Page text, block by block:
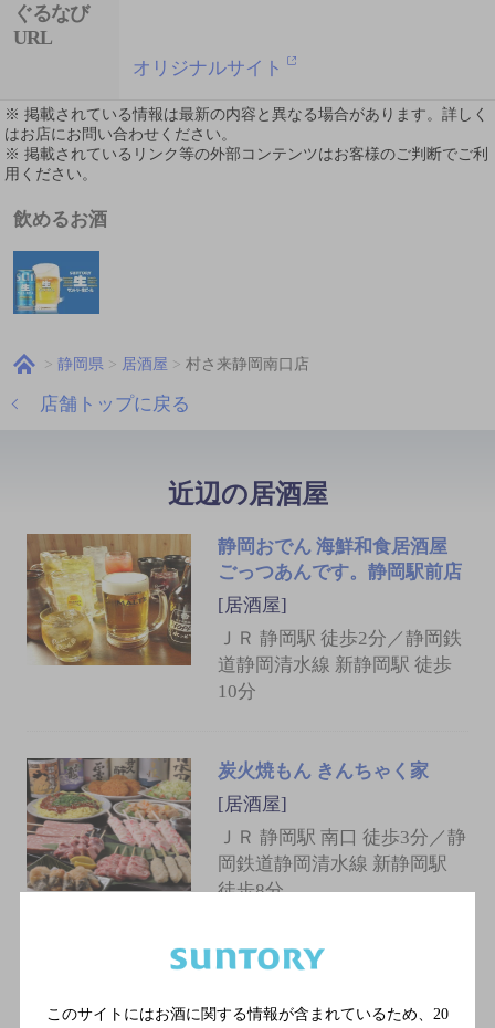
ぐるなび
URL
オリジナルサイト
※ 掲載されている情報は最新の内容と異なる場合があります。詳しく
はお店にお問い合わせください。
※ 掲載されているリンク等の外部コンテンツはお客様のご判断でご利
用ください。
飲めるお酒
静岡県 居酒屋 村さ来静岡南口店
店舗トップに戻る
近辺の居酒屋
静岡おでん 海鮮和食居酒屋
ごっつあんです。静岡駅前店
[居酒屋]
ＪＲ 静岡駅 徒歩2分／静岡鉄
道静岡清水線 新静岡駅 徒歩
10分
炭火焼もん きんちゃく家
[居酒屋]
ＪＲ 静岡駅 南口 徒歩3分／静
岡鉄道静岡清水線 新静岡駅
徒歩8分
梅丸
[居酒屋]
このサイトにはお酒に関する情報が含まれているため、 20